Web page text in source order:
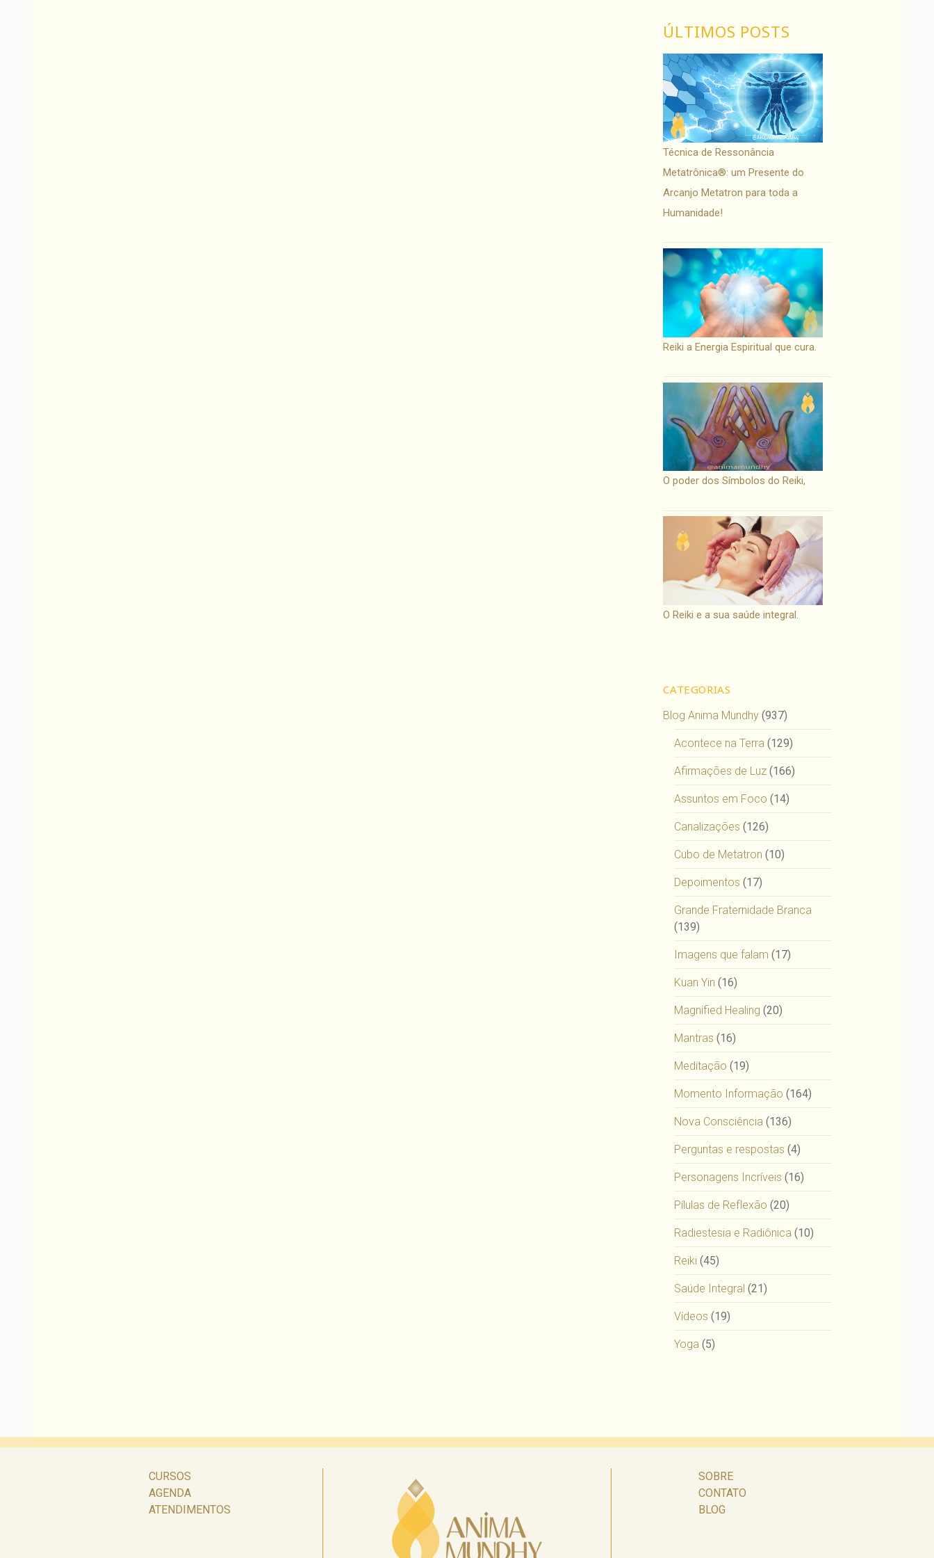
ÚLTIMOS POSTS
Técnica de Ressonância
Metatrônica®: um Presente do
Arcanjo Metatron para toda a
Humanidade!
Reiki a Energia Espiritual que cura.
O poder dos Símbolos do Reiki,
O Reiki e a sua saúde integral.
CATEGORIAS
Blog Anima Mundhy (937)
Acontece na Terra (129)
Afirmações de Luz (166)
Assuntos em Foco (14)
Canalizações (126)
Cubo de Metatron (10)
Depoimentos (17)
Grande Fraternidade Branca
(139)
Imagens que falam (17)
Kuan Yin (16)
Magnified Healing (20)
Mantras (16)
Meditação (19)
Momento Informação (164)
Nova Consciência (136)
Perguntas e respostas (4)
Personagens Incríveis (16)
Pílulas de Reflexão (20)
Radiestesia e Radiônica (10)
Reiki (45)
Saúde Integral (21)
Vídeos (19)
Yoga (5)
CURSOS
AGENDA
ATENDIMENTOS
SOBRE
CONTATO
BLOG